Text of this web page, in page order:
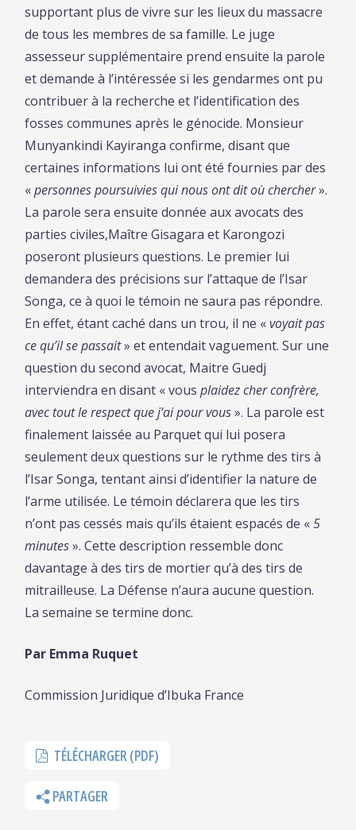
supportant plus de vivre sur les lieux du massacre
de tous les membres de sa famille. Le juge
assesseur supplémentaire prend ensuite la parole
et demande à l’intéressée si les gendarmes ont pu
contribuer à la recherche et l’identification des
fosses communes après le génocide. Monsieur
Munyankindi Kayiranga confirme, disant que
certaines informations lui ont été fournies par des
«personnes poursuivies qui nous ont dit où chercher».
La parole sera ensuite donnée aux avocats des
parties civiles,Maître Gisagara et Karongozi
poseront plusieurs questions. Le premier lui
demandera des précisions sur l’attaque de l’Isar
Songa, ce à quoi le témoin ne saura pas répondre.
En effet, étant caché dans un trou, il ne «voyait pas
ce qu’il se passait» et entendait vaguement. Sur une
question du second avocat, Maitre Guedj
interviendra en disant « vousplaidez cher confrère,
avec tout le respect que j’ai pour vous». La parole est
finalement laissée au Parquet qui lui posera
seulement deux questions sur le rythme des tirs à
l’Isar Songa, tentant ainsi d’identifier la nature de
l’arme utilisée. Le témoin déclarera que les tirs
n’ont pas cessés mais qu’ils étaient espacés de «5
minutes». Cette description ressemble donc
davantage à des tirs de mortier qu’à des tirs de
mitrailleuse. La Défense n’aura aucune question.
La semaine se termine donc.
Par Emma Ruquet
Commission Juridique d’Ibuka France
TÉLÉCHARGER (PDF)
PARTAGER